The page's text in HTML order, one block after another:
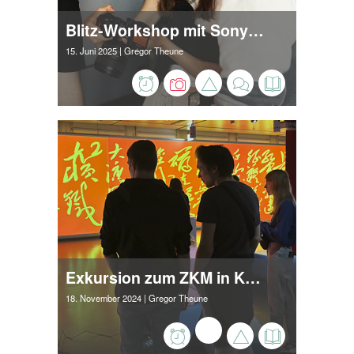
Blitz-Workshop mit Sony und Fotograf Laurenz Bostedt
15. Juni 2025| Gregor Theune
Exkursion zum ZKM in Karlsruhe
18. November 2024 | Gregor Theune